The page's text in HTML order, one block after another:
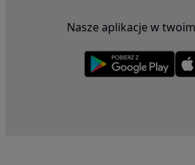
Nasze aplikacje w